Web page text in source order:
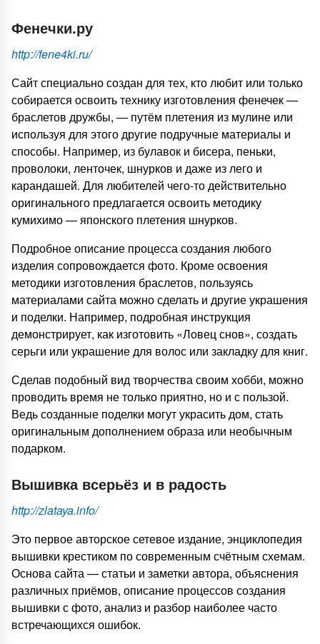
Фенечки.ру
http://fene4ki.ru/
Сайт специально создан для тех, кто любит или только
собирается освоить технику изготовления фенечек —
браслетов дружбы, — путём плетения из мулине или
используя для этого другие подручные материалы и
способы. Например, из булавок и бисера, пеньки,
проволоки, ленточек, шнурков и даже из лего и
карандашей. Для любителей чего-то действительно
оригинального предлагается освоить методику
кумихимо — японского плетения шнурков.
Подробное описание процесса создания любого
изделия сопровождается фото. Кроме освоения
методики изготовления браслетов, пользуясь
материалами сайта можно сделать и другие украшения
и поделки. Например, подробная инструкция
демонстрирует, как изготовить «Ловец снов», создать
серьги или украшение для волос или закладку для книг.
Сделав подобный вид творчества своим хобби, можно
проводить время не только приятно, но и с пользой.
Ведь созданные поделки могут украсить дом, стать
оригинальным дополнением образа или необычным
подарком.
Вышивка всерьёз и в радость
http://zlataya.info/
Это первое авторское сетевое издание, энциклопедия
вышивки крестиком по современным счётным схемам.
Основа сайта — статьи и заметки автора, объяснения
различных приёмов, описание процессов создания
вышивки с фото, анализ и разбор наиболее часто
встречающихся ошибок.